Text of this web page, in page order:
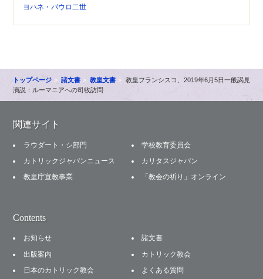
ヨハネ・パウロ二世
トップページ 諸文書 教皇文書
教皇フランシスコ、2019年6月5日一般謁見
演説：ルーマニアへの司牧訪問
関連サイト
ラウダート・シ部門
学校教育委員会
カトリックジャパンニュース
カリタスジャパン
教皇庁宣教事業
「教会の祈り」オンライン
Contents
お知らせ
諸文書
出版案内
カトリック教会
日本のカトリック教会
よくある質問